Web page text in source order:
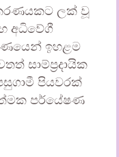
ලක් වූ
අධිවේගී
ඉහළම
සාම්ප්‍රදායික
පියවරක්
පර්යේෂණ